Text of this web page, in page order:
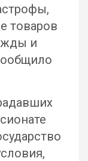
товаров
и